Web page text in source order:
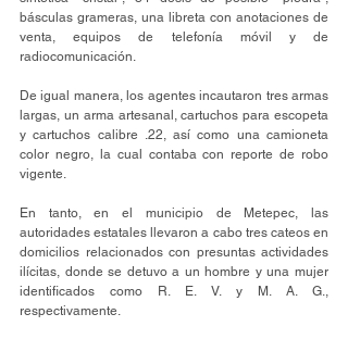
básculas grameras, una libreta con anotaciones de
venta, equipos de telefonía móvil y de
radiocomunicación.
De igual manera, los agentes incautaron tres armas
largas, un arma artesanal, cartuchos para escopeta
y cartuchos calibre .22, así como una camioneta
color negro, la cual contaba con reporte de robo
vigente.
En tanto, en el municipio de Metepec, las
autoridades estatales llevaron a cabo tres cateos en
domicilios relacionados con presuntas actividades
ilícitas, donde se detuvo a un hombre y una mujer
identificados como R. E. V. y M. A. G.,
respectivamente.